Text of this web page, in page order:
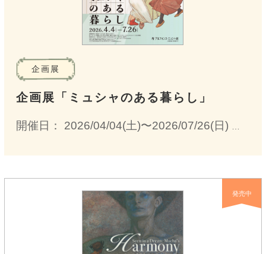
企画展
企画展「ミュシャのある暮らし」
発売中